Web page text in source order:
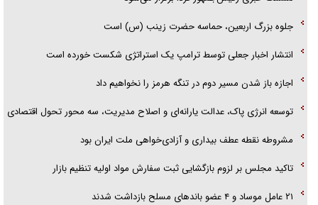
جلوه بزرگ اربعین، حماسه حضرت زینب (س) است
انتشار اخبار جعلی توسط ترامپ یک استراتژی شکست خورده است
اجازه باز شدن مسیر دوم در تنگه هرمز را نخواهیم داد
توسعه انرژی پاک، عدالت یارانه‌ای و اصلاح مدیریت، سه محور تحول اقتصادی
مشروطه نقطه عطف بیداری و آزادی‌خواهی ملت ایران بود
تاکید مجلس بر لزوم بازگشایی ثبت سفارش مواد اولیه تنظیم بازار
۲۱ عامل موساد و ۴ عضو باند‌های مسلح بازداشت شدند